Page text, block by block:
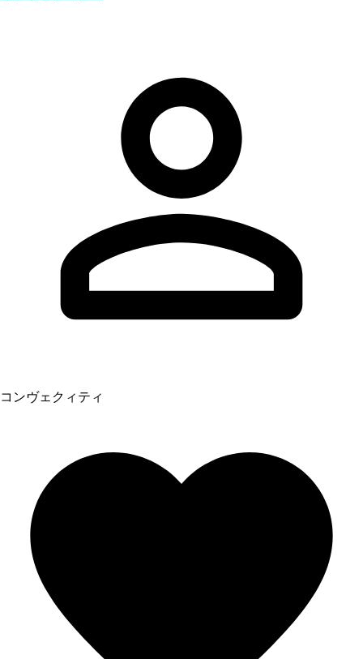
コンヴェクィティ